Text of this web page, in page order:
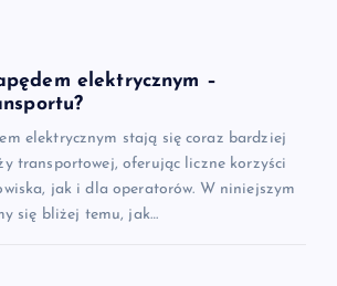
elektrycznym –
elektrycznym stają się coraz bardziej
transportowej, oferując liczne korzyści
jak i dla operatorów. W niniejszym
się bliżej temu, jak…